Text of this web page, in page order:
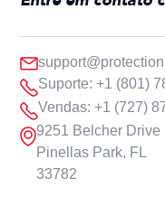
Suporte: +1 (801)
Vendas: +1 (727)
9251 Belcher Drive
Pinellas Park, FL
33782